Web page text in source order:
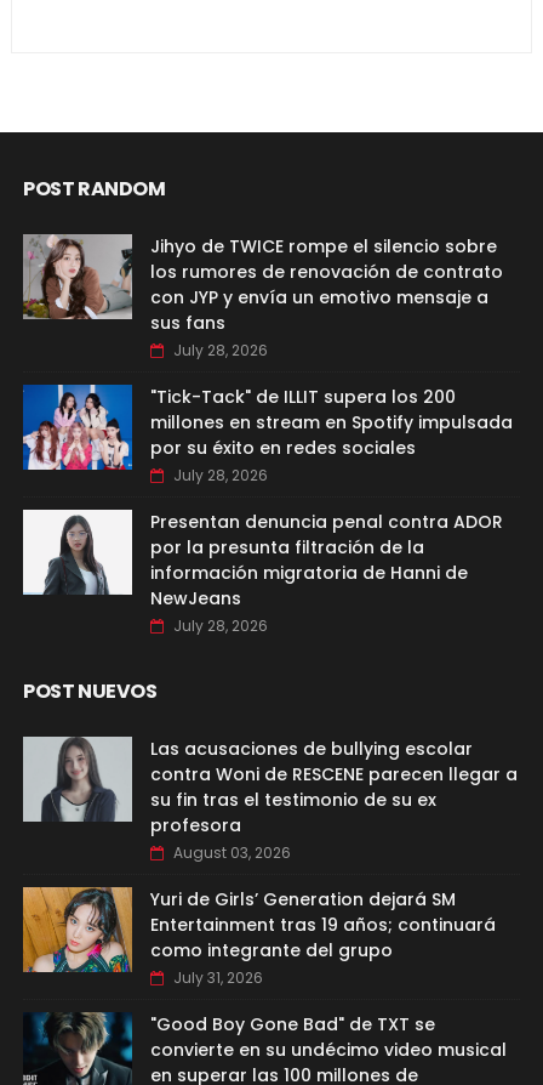
POST RANDOM
Jihyo de TWICE rompe el silencio sobre
los rumores de renovación de contrato
con JYP y envía un emotivo mensaje a
sus fans
July 28, 2026
"Tick-Tack" de ILLIT supera los 200
millones en stream en Spotify impulsada
por su éxito en redes sociales
July 28, 2026
Presentan denuncia penal contra ADOR
por la presunta filtración de la
información migratoria de Hanni de
NewJeans
July 28, 2026
POST NUEVOS
Las acusaciones de bullying escolar
contra Woni de RESCENE parecen llegar a
su fin tras el testimonio de su ex
profesora
August 03, 2026
Yuri de Girls’ Generation dejará SM
Entertainment tras 19 años; continuará
como integrante del grupo
July 31, 2026
"Good Boy Gone Bad" de TXT se
convierte en su undécimo video musical
en superar las 100 millones de